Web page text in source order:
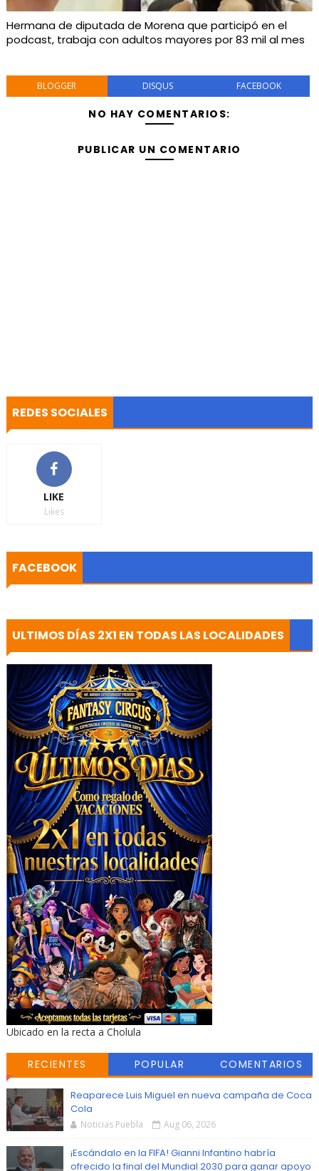
Hermana de diputada de Morena que participó en el
podcast, trabaja con adultos mayores por 83 mil al mes
BLOGGER DISQUS FACEBOOK
NO HAY COMENTARIOS:
PUBLICAR UN COMENTARIO
REDES SOCIALES
LIKE
Likes
FACEBOOK
ULTIMOS DÍAS 2X1 EN TODAS LAS LOCALIDADES
Ubicado en la recta a Cholula
RECIENTES POPULAR COMENTARIOS
Reaparece Luis Miguel en nueva campaña de Coca
Cola
Noticias Puebla Aug 06, 2026
¡Escándalo en la FIFA! Gianni Infantino habría
ofrecido la final del Mundial 2030 para ganar apoyo